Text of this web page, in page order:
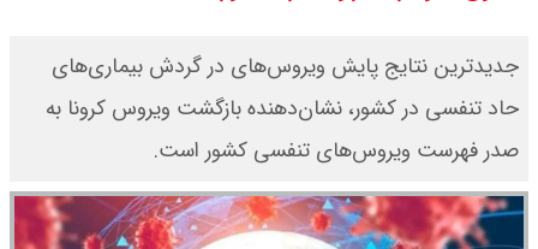
یک ادعا: برخی مالکان اجاره بها را ۶۰
درصد افزایش می دهند
رهبر انقلاب با مسعود پزشکیان دیدار
جدیدترین نتایج پایش ویروس‌های در گردش بیماری‌های
حاد تنفسی در کشور، نشان‌دهنده بازگشت ویروس کرونا به
صدر فهرست ویروس‌‌های تنفسی کشور است.